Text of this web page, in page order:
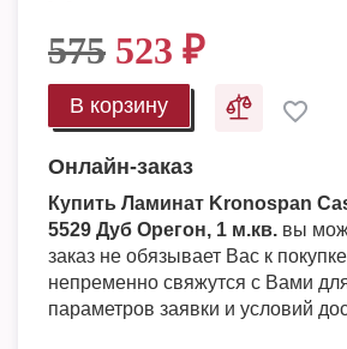
575 523 ₽
В корзину
Онлайн-заказ
Купить Ламинат Kronospan
5529 Дуб Орегон, 1 м.кв. вы
заказ не обязывает Вас к
непременно свяжутся с Вами
параметров заявки и условий